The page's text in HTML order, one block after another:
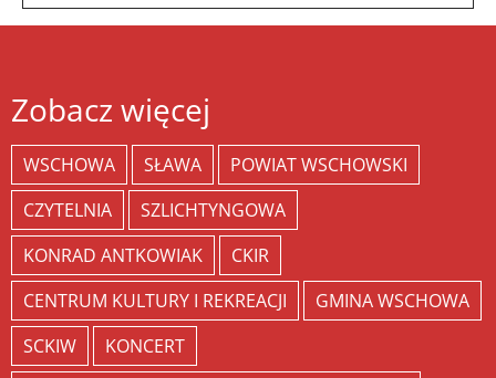
Zobacz więcej
WSCHOWA SŁAWA
POWIAT WSCHOWSKI
CZYTELNIA
SZLICHTYNGOWA
KONRAD ANTKOWIAK
CKIR
CENTRUM KULTURY I REKREACJI
GMINA WSCHOWA
SCKIW
KONCERT